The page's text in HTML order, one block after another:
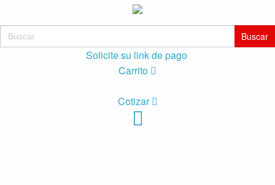
Buscar:
Solicite su link de pago
Carrito
Cotizar